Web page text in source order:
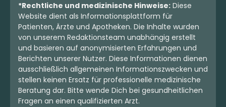
*Rechtliche und medizinische Hinweise: Diese
Website dient als Informationsplattform für
Patienten, Ärzte und Apotheken. Die Inhalte wurden
von unserem Redaktionsteam unabhängig erstellt
und basieren auf anonymisierten Erfahrungen und
Berichten unserer Nutzer. Diese Informationen dienen
ausschließlich allgemeinen Informationszwecken und
stellen keinen Ersatz für professionelle medizinische
Beratung dar. Bitte wende Dich bei gesundheitlichen
Fragen an einen qualifizierten Arzt.